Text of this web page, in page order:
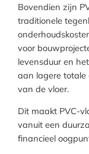
Bovendien zijn
traditionele
voor
levensduur en
aan lagere totale
van de vloer.
Dit maakt PVC-
vanuit een
financieel